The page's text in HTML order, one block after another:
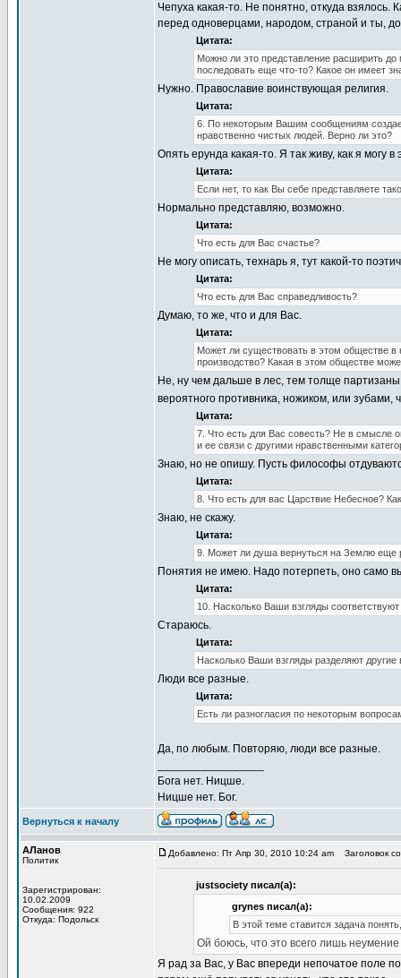
Чепуха какая-то. Не понятно, откуда взялось.
перед одноверцами, народом, страной и ты,
Цитата:
Можно ли это представление расширить
последовать еще что-то? Какое он имеет
Нужно. Православие воинствующая религия.
Цитата:
6. По некоторым Вашим сообщениям
нравственно чистых людей. Верно ли это?
Опять ерунда какая-то. Я так живу, как я могу в
Цитата:
Если нет, то как Вы себе представляете
Нормально представляю, возможно.
Цитата:
Что есть для Вас счастье?
Не могу описать, технарь я, тут какой-то
Цитата:
Что есть для Вас справедливость?
Думаю, то же, что и для Вас.
Цитата:
Может ли существовать в этом обществе в
производство? Какая в этом обществе
Не, ну чем дальше в лес, тем толще
вероятного противника, ножиком, или зубами,
Цитата:
7. Что есть для Вас совесть? Не в смысле
и ее связи с другими нравственными
Знаю, но не опишу. Пусть философы
Цитата:
8. Что есть для вас Царствие Небесное?
Знаю, не скажу.
Цитата:
9. Может ли душа вернуться на Землю еще
Понятия не имею. Надо потерпеть, оно само
Цитата:
10. Насколько Ваши взгляды
Стараюсь.
Цитата:
Насколько Ваши взгляды разделяют
Люди все разные.
Цитата:
Есть ли разногласия по некоторым
Да, по любым. Повторяю, люди все разные.
Бога нет. Ницше.
Ницше нет. Бог.
Вернуться к началу
АЛанов
Политик
Зарегистрирован:
10.02.2009
Сообщения: 922
Откуда: Подольск
Добавлено: Пт Апр 30, 2010 10:24 am Заголовок
justsociety писал(а):
grynes писал(а):
В этой теме ставится задача
Ой боюсь, что это всего лишь
Я рад за Вас, у Вас впереди непочатое поле